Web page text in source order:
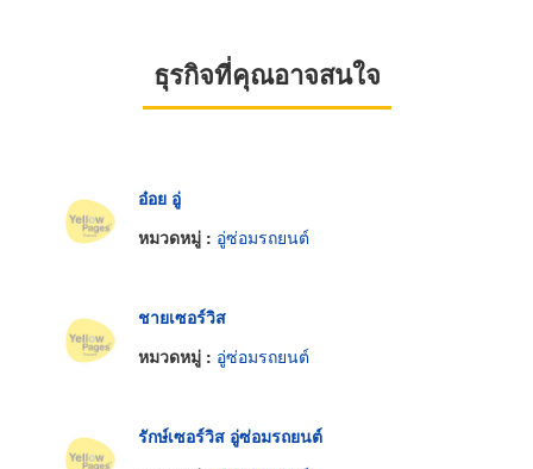
ธุรกิจที่คุณอาจสนใจ
อ๋อย อู่
หมวดหมู่ : อู่ซ่อมรถยนต์
ชายเซอร์วิส
หมวดหมู่ : อู่ซ่อมรถยนต์
รักษ์เซอร์วิส อู่ซ่อมรถยนต์